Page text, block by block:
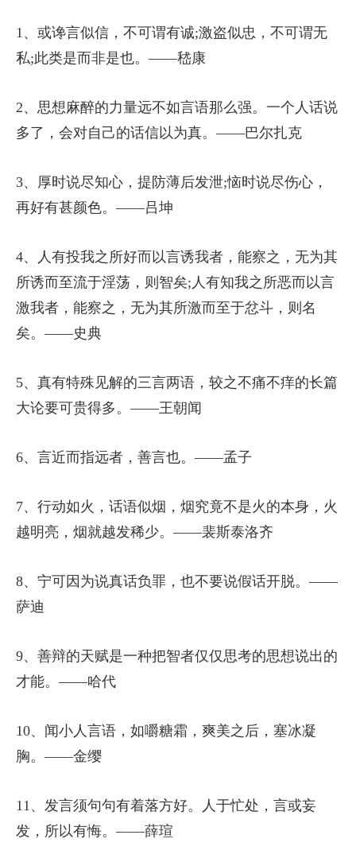
1、或谗言似信，不可谓有诚;激盗似忠，不可谓无
私;此类是而非是也。——嵇康
2、思想麻醉的力量远不如言语那么强。一个人话说
多了，会对自己的话信以为真。——巴尔扎克
3、厚时说尽知心，提防薄后发泄;恼时说尽伤心，
再好有甚颜色。——吕坤
4、人有投我之所好而以言诱我者，能察之，无为其
所诱而至流于淫荡，则智矣;人有知我之所恶而以言
激我者，能察之，无为其所激而至于忿斗，则名
矣。——史典
5、真有特殊见解的三言两语，较之不痛不痒的长篇
大论要可贵得多。——王朝闻
6、言近而指远者，善言也。——孟子
7、行动如火，话语似烟，烟究竟不是火的本身，火
越明亮，烟就越发稀少。——裴斯泰洛齐
8、宁可因为说真话负罪，也不要说假话开脱。——
萨迪
9、善辩的天赋是一种把智者仅仅思考的思想说出的
才能。——哈代
10、闻小人言语，如嚼糖霜，爽美之后，塞冰凝
胸。——金缨
11、发言须句句有着落方好。人于忙处，言或妄
发，所以有悔。——薛瑄